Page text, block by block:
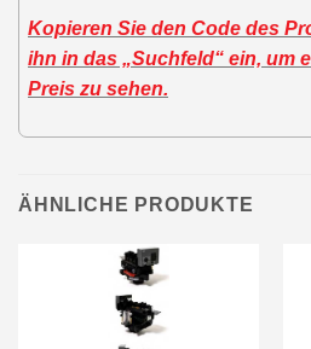
Kopieren Sie den Code des
ihn in das „Suchfeld“ ein, um
Preis zu sehen.
ÄHNLICHE PRODUKTE